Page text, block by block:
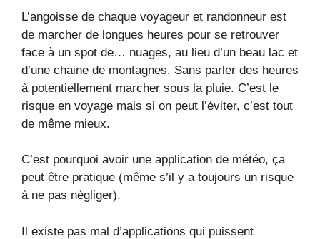
L’angoisse de chaque voyageur et randonneur est
de marcher de longues heures pour se retrouver
face à un spot de… nuages, au lieu d’un beau lac et
d’une chaine de montagnes. Sans parler des heures
à potentiellement marcher sous la pluie. C’est le
risque en voyage mais si on peut l’éviter, c’est tout
de même mieux.
C’est pourquoi avoir une application de météo, ça
peut être pratique (même s’il y a toujours un risque
à ne pas négliger).
Il existe pas mal d’applications qui puissent